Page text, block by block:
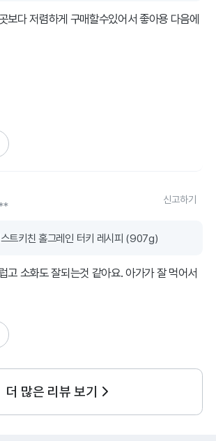
보다 저렴하게 구매할수있어서 좋아용 다음에
신고하기
트키친 홀그레인 터키 레시피 (907g)
고 소화도 잘되는것 같아요. 아가가 잘 먹어서
더 많은 리뷰 보기